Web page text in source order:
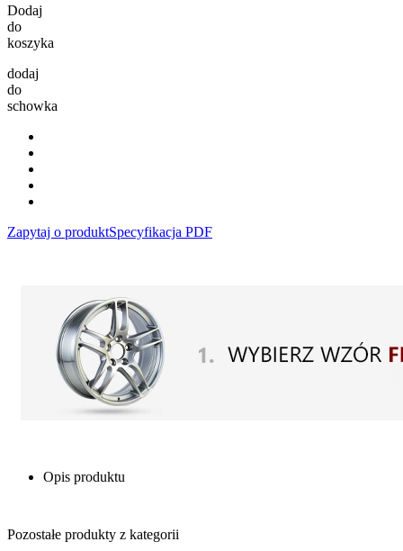
Dodaj
do
koszyka
dodaj
do
schowka
Zapytaj o produktSpecyfikacja PDF
Opis produktu
Pozostałe produkty z kategorii